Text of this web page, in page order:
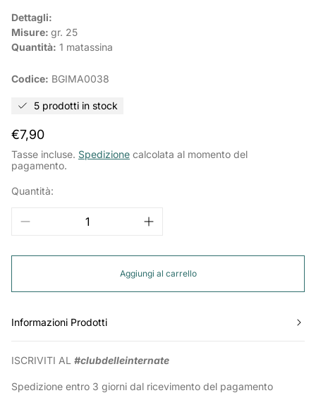
Dettagli:
Misure: gr. 25
Quantità: 1 matassina
Codice: BGIMA0038
5 prodotti in stock
Prezzo
normale
€7,90
Tasse incluse. Spedizione calcolata al momento del
pagamento.
Quantità:
Aggiungi al carrello
Informazioni Prodotti
ISCRIVITI AL #clubdelleinternate
Spedizione entro 3 giorni dal ricevimento del pagamento